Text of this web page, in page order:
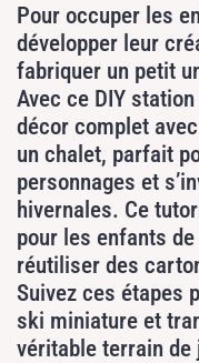
Pour occuper les
développer leur
fabriquer un petit
Avec ce DIY
décor complet
un chalet, parfait
personnages et
hivernales. Ce
pour les enfants
réutiliser des
Suivez ces étapes
ski miniature et
véritable terrain de